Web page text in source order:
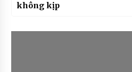
không kịp